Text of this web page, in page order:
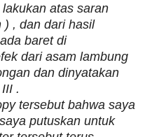
atas saran
) , dan dari hasil
baret di
dari asam lambung
dan dinyatakan
.
tersebut bahwa saya
putuskan untuk